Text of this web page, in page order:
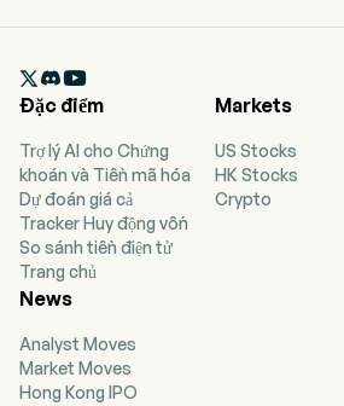

Đặc điểm
Trợ lý AI cho Chứng
khoán và Tiền mã hóa
Dự đoán giá cả
Tracker Huy động vốn
So sánh tiền điện tử
Trang chủ
Markets
US Stocks
HK Stocks
Crypto
News
Analyst Moves
Market Moves
Hong Kong IPO